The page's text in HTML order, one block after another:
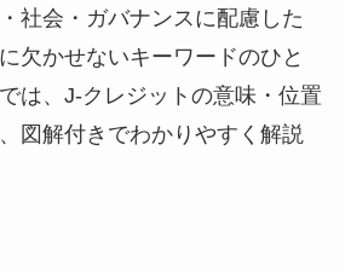
社会・ガバナンスに配慮した
欠かせないキーワードのひと
は、J-クレジットの意味・位置
図解付きでわかりやすく解説